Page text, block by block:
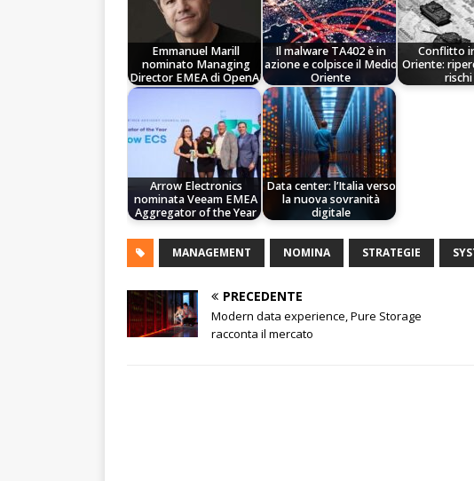
Emmanuel Marill
nominato Managing
Director EMEA di OpenAI
Il malware TA402 è in
azione e colpisce il Medio
Oriente
Conflitto
Oriente:
Arrow Electronics
nominata Veeam EMEA
Aggregator of the Year
Data center: l’Italia verso
la nuova sovranità
digitale
MANAGEMENT NOMINA STRATEGIE
PRECEDENTE
Modern data experience, Pure Storage
racconta il mercato